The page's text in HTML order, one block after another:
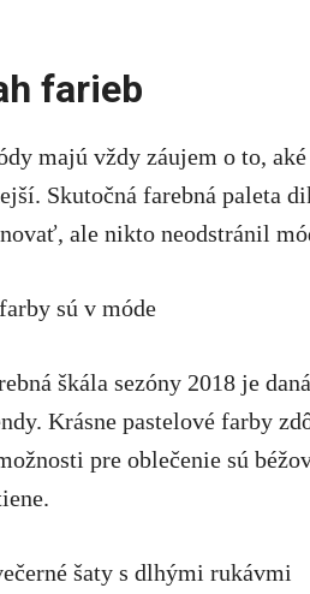
farieb
majú vždy záujem o to,
Skutočná farebná paleta
ale nikto neodstránil
sú v móde
škála sezóny 2018 je
Krásne pastelové farby
pre oblečenie sú
šaty s dlhými rukávmi